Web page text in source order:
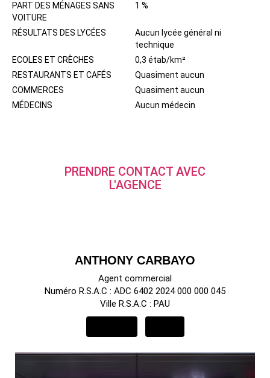
PART DES MÉNAGES SANS
VOITURE
1 %
RÉSULTATS DES LYCÉES
Aucun lycée général ni
technique
ECOLES ET CRÈCHES
0,3 étab/km²
RESTAURANTS ET CAFÉS
Quasiment aucun
COMMERCES
Quasiment aucun
MÉDECINS
Aucun médecin
PRENDRE CONTACT AVEC
L'AGENCE
ANTHONY CARBAYO
Agent commercial
Numéro R.S.A.C : ADC 6402 2024 000 000 045
Ville R.S.A.C : PAU